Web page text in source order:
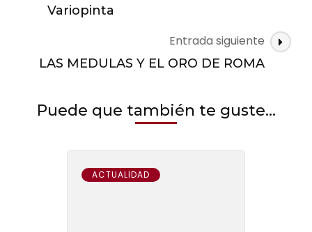
Variopinta
Entrada siguiente
LAS MEDULAS Y EL ORO DE ROMA
Puede que también te guste...
ACTUALIDAD